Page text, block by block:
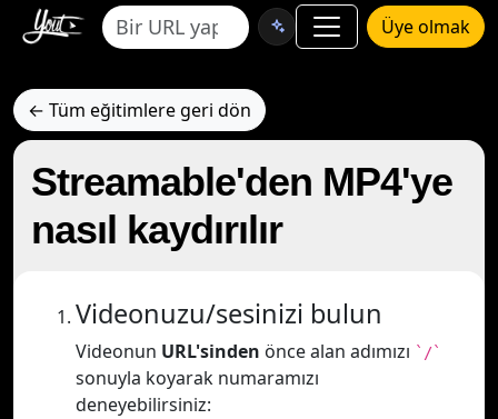
Üye olmak
← Tüm eğitimlere geri dön
Streamable'den MP4'ye
nasıl kaydırılır
Videonuzu/sesinizi bulun
Videonun URL'sinden önce alan adımızı `/`
sonuyla koyarak numaramızı
deneyebilirsiniz: